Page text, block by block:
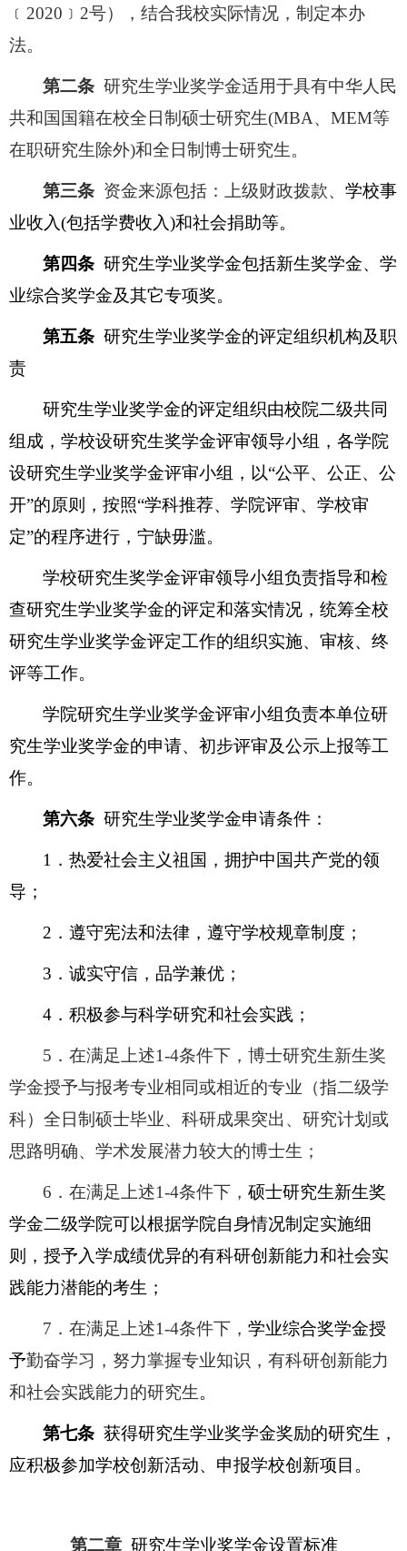
﹝2020﹞2号），结合我校实际情况，制定本办
法。
第二条 研究生学业奖学金适用于具有中华人民
共和国国籍在校全日制硕士研究生(MBA、MEM等
在职研究生除外)和全日制博士研究生。
第三条 资金来源包括：上级财政拨款、 学校事
业收入(包括学费收入)和社会捐助等。
第四条 研究生学业奖学金包括新生奖学金、学
业综合奖学金及其它专项奖。
第五条 研究生学业奖学金的评定组织机构及职
责
研究生学业奖学金的评定组织由校院二级共同
组成，学校设研究生奖学金评审领导小组，各学院
设研究生学业奖学金评审小组，以“公平、公正、公
开”的原则，按照“学科推荐、学院评审、学校审
定”的程序进行，宁缺毋滥。
学校研究生奖学金评审领导小组负责指导和检
查研究生学业奖学金的评定和落实情况，统筹全校
研究生学业奖学金评定工作的组织实施、审核、终
评等工作。
学院研究生学业奖学金评审小组负责本单位研
究生学业奖学金的申请、初步评审及公示上报等工
作。
第六条 研究生学业奖学金申请条件：
1 ．热爱社会主义祖国，拥护中国共产党的领
导；
2 ．遵守宪法和法律，遵守学校规章制度；
3 ．诚实守信，品学兼优；
4 ．积极参与科学研究和社会实践；
5 ．在满足上述1-4条件下，博士研究生新生奖
学金授予与报考专业相同或相近的专业（指二级学
科）全日制硕士毕业、科研成果突出、研究计划或
思路明确、学术发展潜力较大的博士生；
6 ．在满足上述1-4条件下， 硕士研究生新生奖
学金二级学院可以根据学院自身情况制定实施细
则，授予入学成绩优异的有科研创新能力和社会实
践能力潜能的考生；
7 ．在满足上述1-4条件下， 学业综合奖学金授
予勤奋学习，努力掌握专业知识，有科研创新能力
和社会实践能力的研究生。
第七条 获得研究生学业奖学金奖励的研究生，
应积极参加学校创新活动、申报学校创新项目。
第二章 研究生学业奖学金设置标准